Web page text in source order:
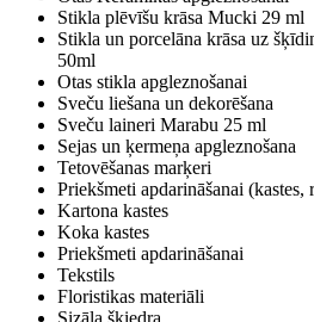
Stikla plēvīšu krāsa Mucki 29 ml
Stikla un porcelāna krāsa uz
50ml
Otas stikla apgleznošanai
Sveču liešana un dekorēšana
Sveču laineri Marabu 25 ml
Sejas un ķermeņa apgleznošana
Tetovēšanas marķeri
Priekšmeti apdarināšanai (kastes,
Kartona kastes
Koka kastes
Priekšmeti apdarināšanai
Tekstils
Floristikas materiāli